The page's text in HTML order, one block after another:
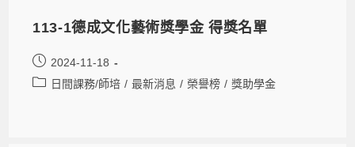
113-1德成文化藝術獎學金 得獎名單
2024-11-18
日間課務/師培 / 最新消息 / 榮譽榜 / 獎助學金